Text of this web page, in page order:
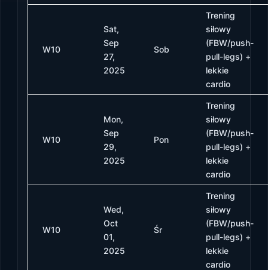
W10
Sat,
Sep
27,
2025
Sob
Trening
siłowy
(FBW/push-
pull-legs) +
lekkie
cardio
W10
Mon,
Sep
29,
2025
Pon
Trening
siłowy
(FBW/push-
pull-legs) +
lekkie
cardio
W10
Wed,
Oct
01,
2025
Śr
Trening
siłowy
(FBW/push-
pull-legs) +
lekkie
cardio